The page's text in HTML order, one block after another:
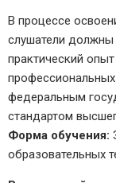
В процессе
слушатели должны
практический
федеральным
стандартом
Форма обучения:
образовательных